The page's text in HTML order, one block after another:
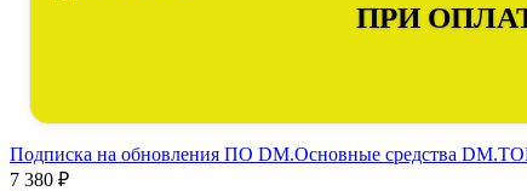
ПРИ
Подписка на обновления ПО DM.Основные средства
7 380 ₽